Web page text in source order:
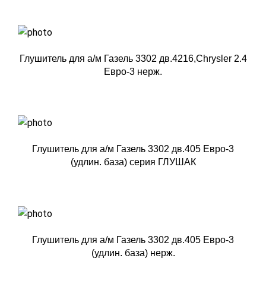
Глушитель для а/м Газель 3302 дв.4216,Chrysler 2.4
Евро-3 нерж.
Глушитель для а/м Газель 3302 дв.405 Евро-3
(удлин. база) серия ГЛУШАК
Глушитель для а/м Газель 3302 дв.405 Евро-3
(удлин. база) нерж.